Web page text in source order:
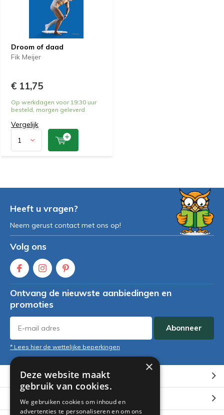
Droom of daad
Fik Meijer
€ 11,75
Op werkdagen voor 19:30 uur
besteld, morgen geleverd
Vergelijk
Heeft u vragen?
Neem gerust contact met ons op!
Volg ons
Ontvang de nieuwste aanbiedingen en
promoties
Abonneer
* Lees hier de wettelijke beperkingen
Klantenservice
Mijn account
×
Deze website maakt
gebruik van cookies.
We gebruiken cookies om inhoud en
advertenties te personaliseren en om ons